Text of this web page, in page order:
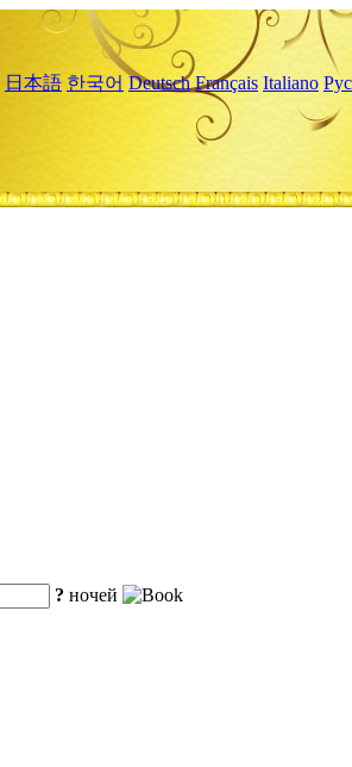
日本語 한국어 Deutsch Français Italiano
? ночей